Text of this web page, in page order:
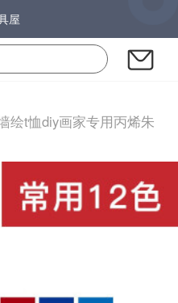
屋
绘t恤diy画家专用丙烯朱